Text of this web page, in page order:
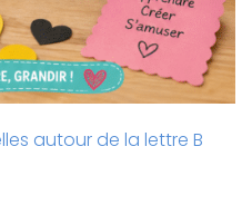
autour de la lettre B